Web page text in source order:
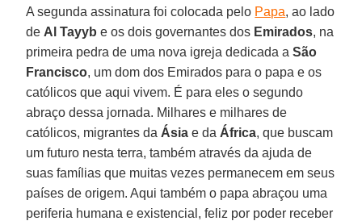
A segunda assinatura foi colocada pelo Papa, ao lado
de Al Tayyb e os dois governantes dos Emirados, na
primeira pedra de uma nova igreja dedicada aSão
Francisco, um dom dos Emirados para o papa e os
católicos que aqui vivem. É para eles o segundo
abraço dessa jornada. Milhares e milhares de
católicos, migrantes da Ásia e da África, que buscam
um futuro nesta terra, também através da ajuda de
suas famílias que muitas vezes permanecem em seus
países de origem. Aqui também o papa abraçou uma
periferia humana e existencial, feliz por poder receber